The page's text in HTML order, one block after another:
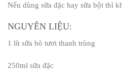
Nếu dùng sữa đặc hay sữa bột thì
NGUYÊN LIỆU:
1 lít sữa bò tươi thanh trùng
250ml sữa đặc